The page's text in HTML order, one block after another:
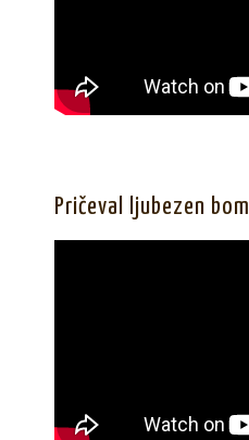
Pričeval ljubezen bom